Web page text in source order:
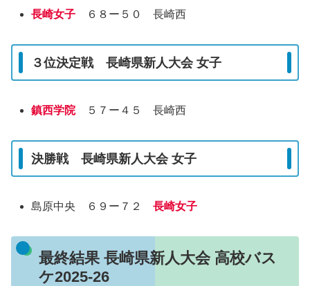
長崎女子 ６８ー５０ 長崎西
３位決定戦 長崎県新人大会 女子
鎮西学院５７ー４５ 長崎西
決勝戦 長崎県新人大会 女子
島原中央 ６９ー７２長崎女子
最終結果 長崎県新人大会 高校バス
ケ2025-26